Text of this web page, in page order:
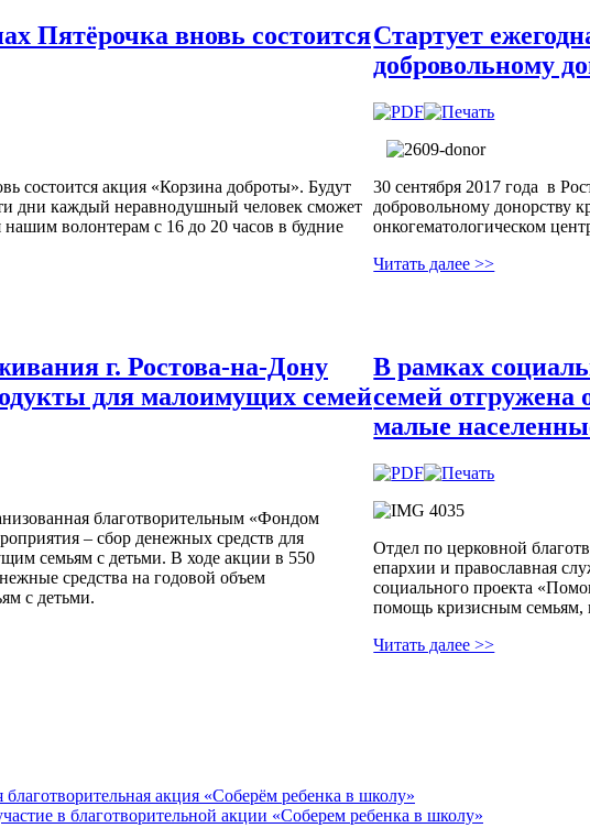
Пятёрочка вновь состоится
состоится акция «Корзина доброты». Будут
дни каждый неравнодушный человек сможет
волонтерам с 16 до 20 часов в будние
Стартует
добровольному
30 сентября 2017 года в
добровольному донорству
онкогематологическом
Читать далее >>
г. Ростова-на-Дону
для малоимущих семей
благотворительным «Фондом
– сбор денежных средств для
семьям с детьми. В ходе акции в 550
средства на годовой объем
с детьми.
В рамках
семей отгружена
малые
Отдел по церковной
епархии и православная
социального проекта
помощь кризисным семьям,
Читать далее >>
акция «Соберём ребенка в школу»
в благотворительной акции «Соберем ребенка в школу»